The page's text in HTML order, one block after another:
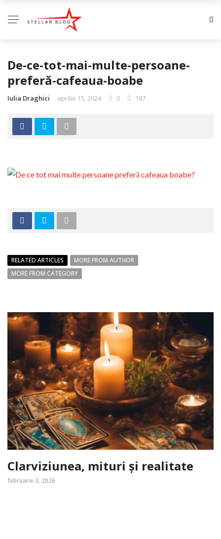
De-ce-tot-mai-multe-persoane-
preferă-cafeaua-boabe
Iulia Draghici aprilie 15, 2024 0 187
RELATED ARTICLES
MORE FROM AUTHOR
MORE FROM CATEGORY
Clarviziunea, mituri și realitate
februarie 3, 2026